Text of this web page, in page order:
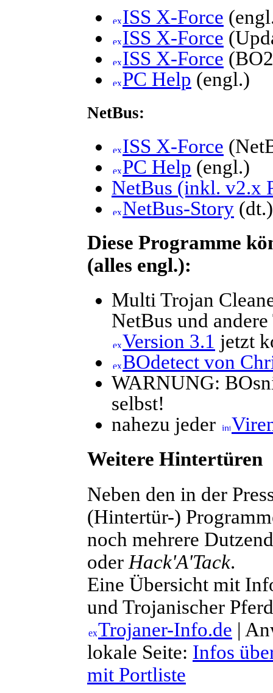
ISS X-Force
ISS X-Force
ISS X-Force
PC Help (engl.)
NetBus:
ISS X-Force
PC Help (engl.)
NetBus (inkl. v2.x
NetBus-Story (dt.)
Diese Programme
(alles engl.):
Multi Trojan
NetBus und
Version 3.1 jetzt
BOdetect von
WARNUNG:
selbst!
nahezu jeder
Weitere Hintertüren
Neben den in der
(Hintertür-)
noch mehrere
oder Hack'A'Tack.
Eine Übersicht mit
und Trojanischer
Trojaner-Info.de |
lokale Seite: Infos
mit Portliste